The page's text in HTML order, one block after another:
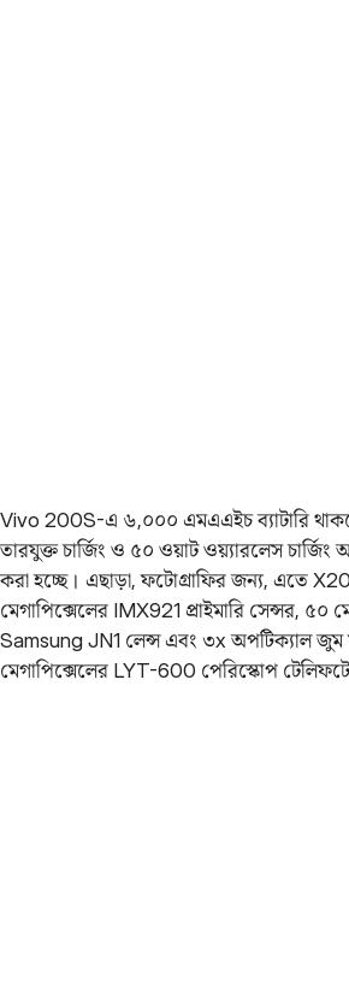
Vivo 200S-এ ৬,০০০ এমএএইচ ব্যাটারি
তারযুক্ত চার্জিং ও ৫০ ওয়াট ওয়্যারলেস
করা হচ্ছে। এছাড়া, ফটোগ্রাফির জন্য, এতে
মেগাপিক্সেলের IMX921 প্রাইমারি সেন্সর, ৫০
Samsung JN1 লেন্স এবং ৩x অপটিক্যাল
মেগাপিক্সেলের LYT-600 পেরিস্কোপ